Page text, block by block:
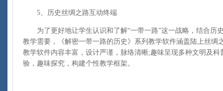
5、历史丝绸之路互动终端
为了更好地让学生认识和了解“一带一路”这一战略，结合历
教学需要，《解密一带一路的历史》系列教学软件涵盖陆上丝绸
教学软件内容丰富，设计严谨，脉络清晰;趣味呈现多种文明及
验，趣味探究，构建个性教学框架。